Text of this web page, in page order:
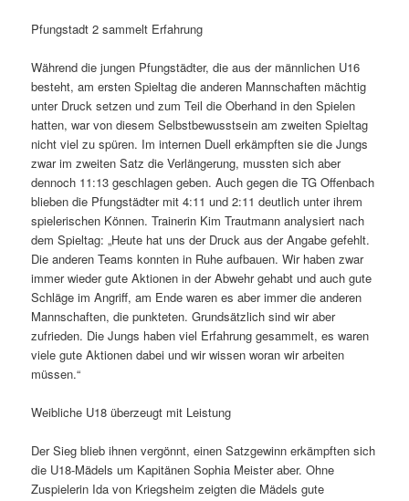
Pfungstadt 2 sammelt Erfahrung
Während die jungen Pfungstädter, die aus der männlichen U16
besteht, am ersten Spieltag die anderen Mannschaften mächtig
unter Druck setzen und zum Teil die Oberhand in den Spielen
hatten, war von diesem Selbstbewusstsein am zweiten Spieltag
nicht viel zu spüren. Im internen Duell erkämpften sie die Jungs
zwar im zweiten Satz die Verlängerung, mussten sich aber
dennoch 11:13 geschlagen geben. Auch gegen die TG Offenbach
blieben die Pfungstädter mit 4:11 und 2:11 deutlich unter ihrem
spielerischen Können. Trainerin Kim Trautmann analysiert nach
dem Spieltag: „Heute hat uns der Druck aus der Angabe gefehlt.
Die anderen Teams konnten in Ruhe aufbauen. Wir haben zwar
immer wieder gute Aktionen in der Abwehr gehabt und auch gute
Schläge im Angriff, am Ende waren es aber immer die anderen
Mannschaften, die punkteten. Grundsätzlich sind wir aber
zufrieden. Die Jungs haben viel Erfahrung gesammelt, es waren
viele gute Aktionen dabei und wir wissen woran wir arbeiten
müssen.“
Weibliche U18 überzeugt mit Leistung
Der Sieg blieb ihnen vergönnt, einen Satzgewinn erkämpften sich
die U18-Mädels um Kapitänen Sophia Meister aber. Ohne
Zuspielerin Ida von Kriegsheim zeigten die Mädels gute